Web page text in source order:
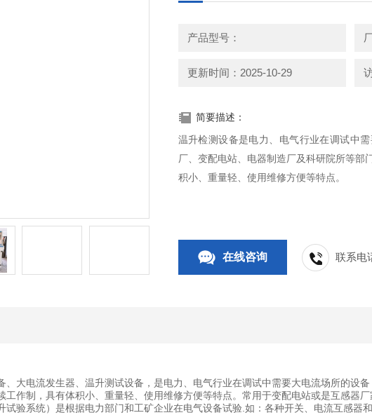
产品型号：
更新时间：2025-10-29
简要描述：
温升检测设备是电力、电气行业在调试中
厂、变配电站、电器制造厂及科研院所等部
积小、重量轻、使用维修方便等特点。
在线咨询 联系电
、大电流发生器、温升测试设备，是电力、电气行业在调试中需要大电流场所的设
作制，具有体积小、重量轻、使用维修方便等特点。常用于变配电站或是互感器
验系统）是根据电力部门和工矿企业在电气设备试验.如：各种开关、电流互感器